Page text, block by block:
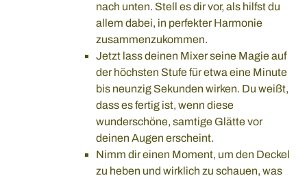
nach unten. Stell es dir vor, als hilfst du
allem dabei, in perfekter Harmonie
zusammenzukommen.
Jetzt lass deinen Mixer seine Magie auf
der höchsten Stufe für etwa eine Minute
bis neunzig Sekunden wirken. Du weißt,
dass es fertig ist, wenn diese
wunderschöne, samtige Glätte vor
deinen Augen erscheint.
Nimm dir einen Moment, um den Deckel
zu heben und wirklich zu schauen, was